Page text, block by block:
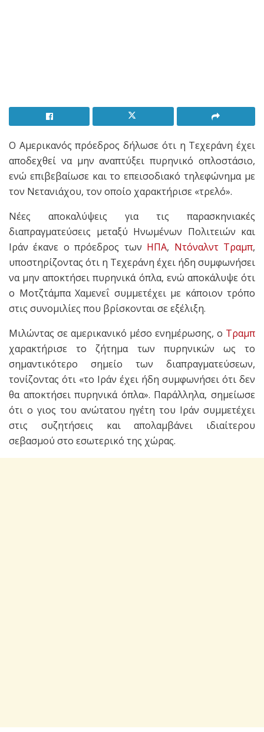
Ο Αμερικανός πρόεδρος δήλωσε ότι η Τεχεράνη έχει
αποδεχθεί να μην αναπτύξει πυρηνικό οπλοστάσιο,
ενώ επιβεβαίωσε και το επεισοδιακό τηλεφώνημα με
τον Νετανιάχου, τον οποίο χαρακτήρισε «τρελό».
Νέες αποκαλύψεις για τις παρασκηνιακές
διαπραγματεύσεις μεταξύ Ηνωμένων Πολιτειών και
Ιράν έκανε ο πρόεδρος των ΗΠΑ, Ντόναλντ Τραμπ,
υποστηρίζοντας ότι η Τεχεράνη έχει ήδη συμφωνήσει
να μην αποκτήσει πυρηνικά όπλα, ενώ αποκάλυψε ότι
ο Μοτζτάμπα Χαμενεΐ συμμετέχει με κάποιον τρόπο
στις συνομιλίες που βρίσκονται σε εξέλιξη.
Μιλώντας σε αμερικανικό μέσο ενημέρωσης, ο Τραμπ
χαρακτήρισε το ζήτημα των πυρηνικών ως το
σημαντικότερο σημείο των διαπραγματεύσεων,
τονίζοντας ότι «το Ιράν έχει ήδη συμφωνήσει ότι δεν
θα αποκτήσει πυρηνικά όπλα». Παράλληλα, σημείωσε
ότι ο γιος του ανώτατου ηγέτη του Ιράν συμμετέχει
στις συζητήσεις και απολαμβάνει ιδιαίτερου
σεβασμού στο εσωτερικό της χώρας.